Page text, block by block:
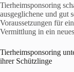
Tierheimsponsoring
ausgeglichene und gut
Voraussetzungen für
Vermittlung in ein
Tierheimsponsoring
ihrer Schützlinge